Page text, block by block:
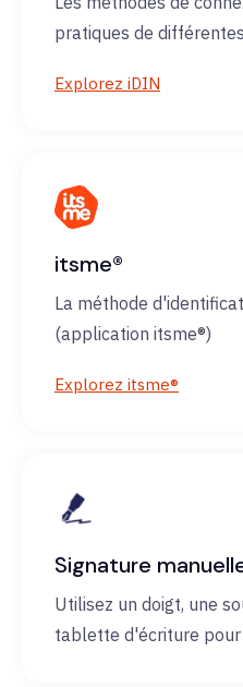
pratiques de
Explorez iDIN
itsme®
La méthode
(application itsme®)
Explorez itsme®
Signature
Utilisez un doigt, une
tablette d'écriture pour